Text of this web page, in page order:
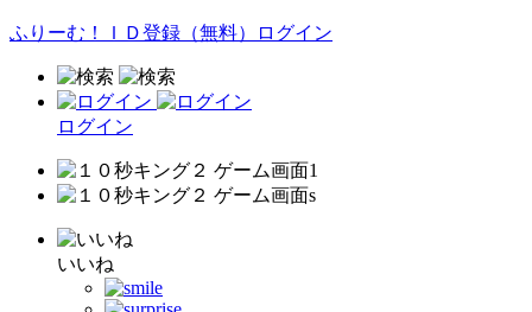
ふりーむ！ＩＤ登録（無料） ログイン
ログイン
いいね